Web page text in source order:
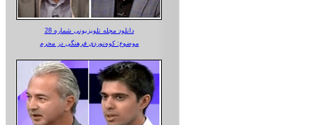
دانلود مجله تلویزیونی شماره 28
موضوع: کوه‌نوردی فرهنگی در محرم